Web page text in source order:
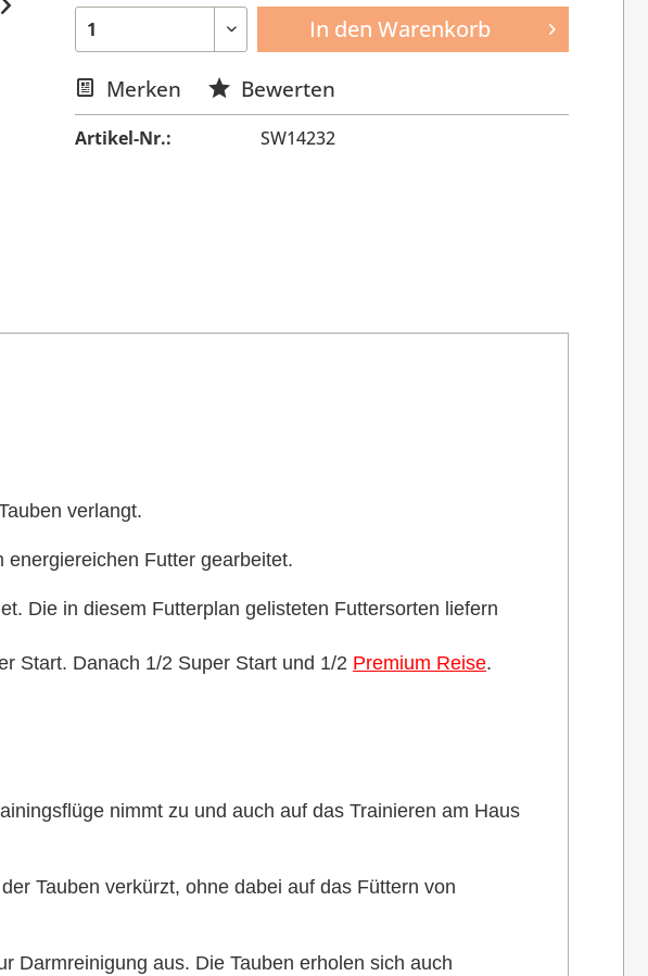
In den Warenkorb
Merken Bewerten
Artikel-Nr.: SW14232
verlangt.
Futter gearbeitet.
Die in diesem Futterplan gelisteten Futtersorten liefern
Start. Danach 1/2 Super Start und 1/2 Premium Reise.
nimmt zu und auch auf das Trainieren am Haus
Tauben verkürzt, ohne dabei auf das Füttern von
Darmreinigung aus. Die Tauben erholen sich auch